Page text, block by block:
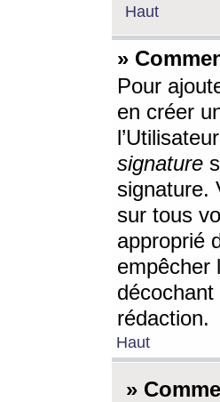
Haut
»
Pour
en créer
signature
signature.
sur tous
approprié
empêcher
décochant
rédaction.
Haut
»